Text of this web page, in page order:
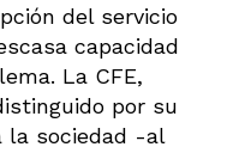
del servicio
capacidad
La CFE,
por su
la sociedad -al